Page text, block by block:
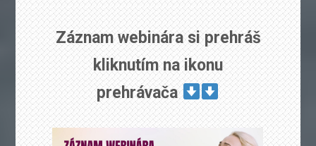
Záznam webinára si prehráš
kliknutím na ikonu
prehrávača